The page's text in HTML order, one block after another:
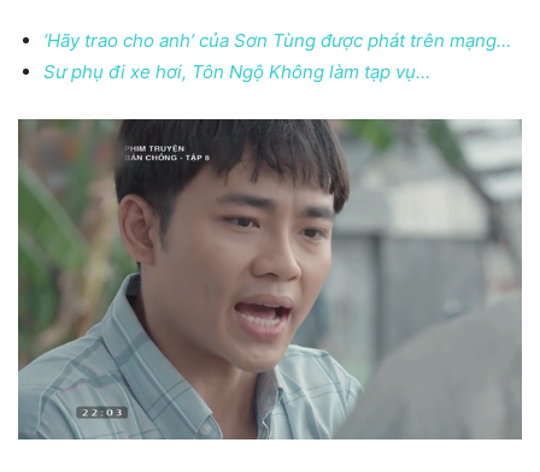
‘Hãy trao cho anh’ của Sơn Tùng được phát trên mạng…
Sư phụ đi xe hơi, Tôn Ngộ Không làm tạp vụ…